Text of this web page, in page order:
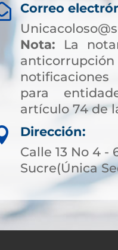
Correo
Nota: La
para
artículo 74 de
Dirección:
Calle 13 No 4 -
Sucre(Única